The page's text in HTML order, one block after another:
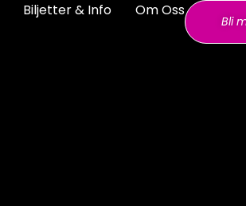
Biljetter & Info Om Oss
Bli